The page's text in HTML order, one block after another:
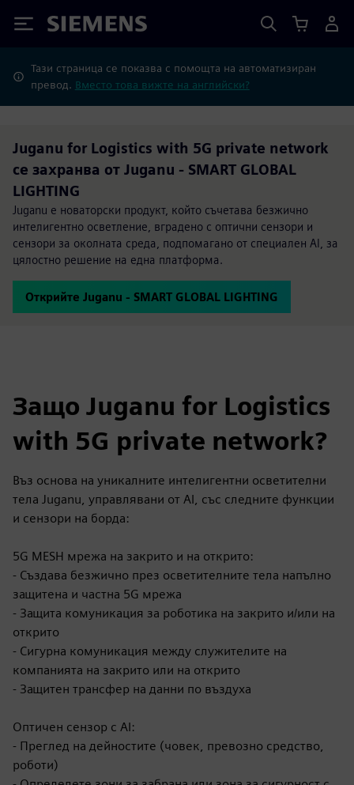
Siemens
Тази страница се показва с помощта на автоматизиран
превод. Вместо това вижте на английски?
Juganu for Logistics with 5G private network
се захранва от Juganu - SMART GLOBAL
LIGHTING
Juganu е новаторски продукт, който съчетава безжично
интелигентно осветление, вградено с оптични сензори и
сензори за околната среда, подпомагано от специален AI, за
цялостно решение на една платформа.
Открийте Juganu - SMART GLOBAL LIGHTING
Защо Juganu for Logistics
with 5G private network?
Въз основа на уникалните интелигентни осветителни
тела Juganu, управлявани от AI, със следните функции
и сензори на борда:
5G MESH мрежа на закрито и на открито:
- Създава безжично през осветителните тела напълно
защитена и частна 5G мрежа
- Защита комуникация за роботика на закрито и/или на
открито
- Сигурна комуникация между служителите на
компанията на закрито или на открито
- Защитен трансфер на данни по въздуха
Оптичен сензор с AI:
- Преглед на дейностите (човек, превозно средство,
роботи)